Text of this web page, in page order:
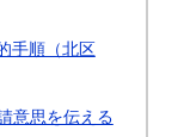
手順（北区
意思を伝える